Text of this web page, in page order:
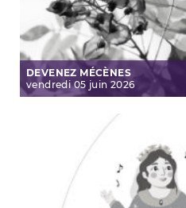
DEVENEZ MÉCÈNES
vendredi 05 juin 2026